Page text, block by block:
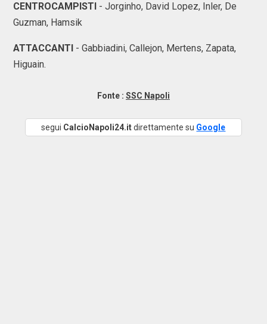
CENTROCAMPISTI - Jorginho, David Lopez, Inler, De
Guzman, Hamsik
ATTACCANTI - Gabbiadini, Callejon, Mertens, Zapata,
Higuain.
Fonte : SSC Napoli
segui CalcioNapoli24.itdirettamente su Google